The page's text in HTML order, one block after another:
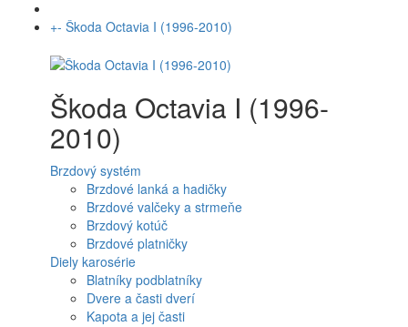
+- Škoda Octavia I (1996-2010)
Škoda Octavia I (1996-
2010)
Brzdový systém
Brzdové lanká a hadičky
Brzdové valčeky a strmeňe
Brzdový kotúč
Brzdové platničky
Diely karosérie
Blatníky podblatníky
Dvere a časti dverí
Kapota a jej časti